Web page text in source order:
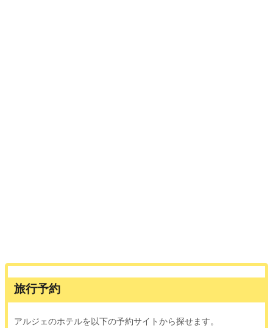
旅行予約
アルジェのホテルを以下の予約サイトから探せます。